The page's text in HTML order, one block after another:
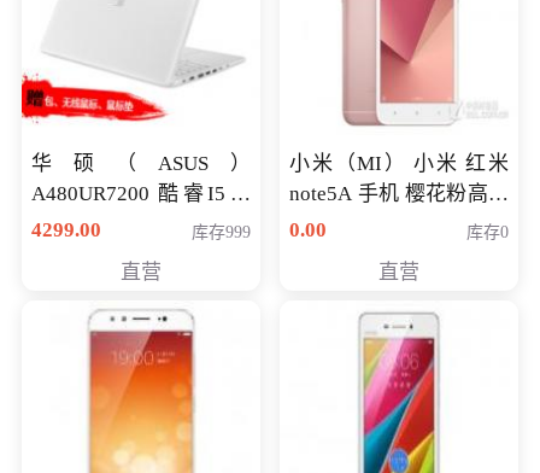
华硕（ASUS）
A480UR7200 酷睿I5超
薄学生办公游戏独显笔
NV930-2G独
4299.00 库存999
直营
小米（MI） 小米 红米
note5A 手机 樱花粉高配
版 全网通(3G+32G)
0.00 库存0
直营